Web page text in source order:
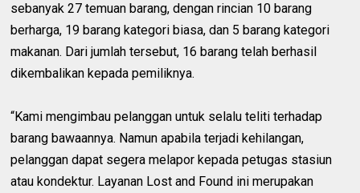
sebanyak 27 temuan barang, dengan rincian 10 barang
berharga, 19 barang kategori biasa, dan 5 barang kategori
makanan. Dari jumlah tersebut, 16 barang telah berhasil
dikembalikan kepada pemiliknya.
“Kami mengimbau pelanggan untuk selalu teliti terhadap
barang bawaannya. Namun apabila terjadi kehilangan,
pelanggan dapat segera melapor kepada petugas stasiun
atau kondektur. Layanan Lost and Found ini merupakan